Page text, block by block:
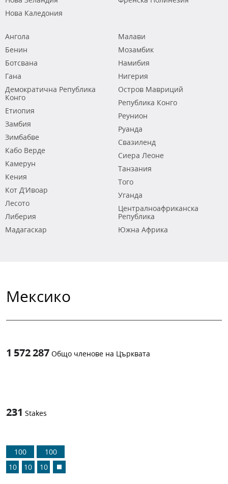
Нова Каледония
Ангола
Бенин
Ботсвана
Гана
Демократична Република
Конго
Етиопия
Замбия
Зимбабве
Кабо Верде
Камерун
Кения
Кот Д’Ивоар
Лесото
Либерия
Мадагаскар
Малави
Мозамбик
Намибия
Нигерия
Остров Мавриций
Република Конго
Реунион
Руанда
Свазиленд
Сиера Леоне
Танзания
Того
Уганда
Централноафриканска
Република
Южна Африка
Мексико
1 572 287 Общо членове на Църквата
231 Stakes
100
100
10
10 10